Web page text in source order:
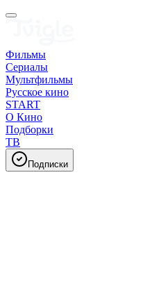
Фильмы
Сериалы
Мультфильмы
Русское кино
START
О Кино
Подборки
ТВ
Подписки